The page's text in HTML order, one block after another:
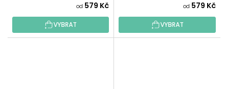
od 579 Kč
VYBRAT
od 579 Kč
VYBRAT